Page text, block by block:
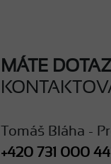
MÁTE
Tomáš Bláha -
+420 731 000